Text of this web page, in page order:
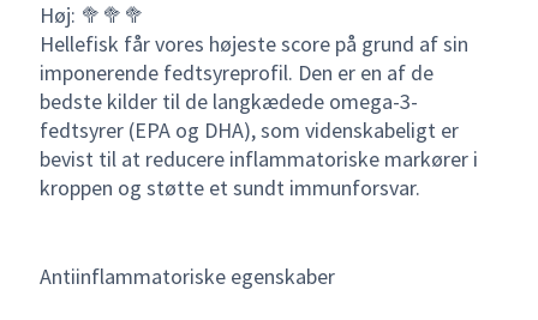
Høj: 🥦🥦🥦
Hellefisk får vores højeste score på grund af sin
imponerende fedtsyreprofil. Den er en af de
bedste kilder til de langkædede omega-3-
fedtsyrer (EPA og DHA), som videnskabeligt er
bevist til at reducere inflammatoriske markører i
kroppen og støtte et sundt immunforsvar.
Antiinflammatoriske egenskaber